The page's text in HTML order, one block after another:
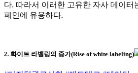
다. 따라서 이러한 고유한 자사 데이터
페인에 유용하다.
2. 화이트 라벨링의 증가(Rise of white labeling)